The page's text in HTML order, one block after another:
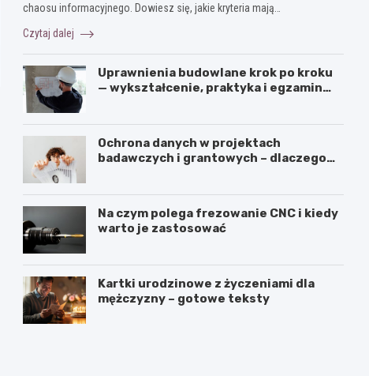
chaosu informacyjnego. Dowiesz się, jakie kryteria mają…
Czytaj dalej
Uprawnienia budowlane krok po kroku
— wykształcenie, praktyka i egzamin
Ochrona danych w projektach
badawczych i grantowych – dlaczego
Na czym polega frezowanie CNC i kiedy
warto je zastosować
Kartki urodzinowe z życzeniami dla
mężczyzny – gotowe teksty